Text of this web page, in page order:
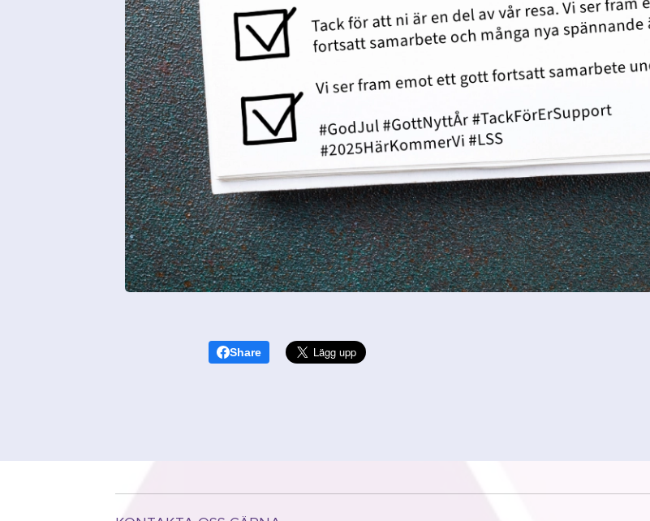
Share